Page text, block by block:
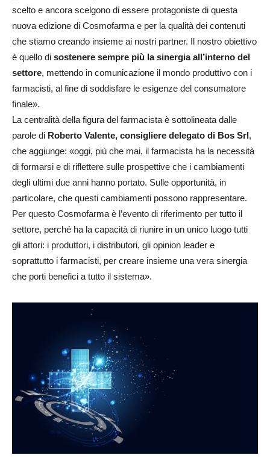
scelto e ancora scelgono di essere protagoniste di questa
nuova edizione di Cosmofarma e per la qualità dei contenuti
che stiamo creando insieme ai nostri partner. Il nostro obiettivo
è quello di sostenere sempre più la sinergia all’interno del
settore, mettendo in comunicazione il mondo produttivo con i
farmacisti, al fine di soddisfare le esigenze del consumatore
finale».
La centralità della figura del farmacista è sottolineata dalle
parole di Roberto Valente, consigliere delegato di Bos Srl,
che aggiunge: «oggi, più che mai, il farmacista ha la necessità
di formarsi e di riflettere sulle prospettive che i cambiamenti
degli ultimi due anni hanno portato. Sulle opportunità, in
particolare, che questi cambiamenti possono rappresentare.
Per questo Cosmofarma è l’evento di riferimento per tutto il
settore, perché ha la capacità di riunire in un unico luogo tutti
gli attori: i produttori, i distributori, gli opinion leader e
soprattutto i farmacisti, per creare insieme una vera sinergia
che porti benefici a tutto il sistema».